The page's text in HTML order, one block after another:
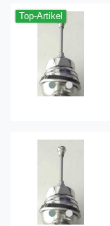
Top-Artikel